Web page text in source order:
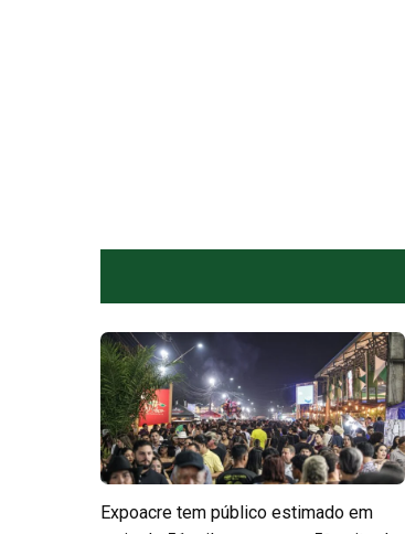
Expoacre tem público estimado em